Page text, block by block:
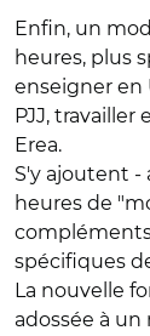
Enfin, un
heures, plus
enseigner en
PJJ, travailler
Erea.
S'y ajoutent -
heures de
spécifiques
La nouvelle
adossée à